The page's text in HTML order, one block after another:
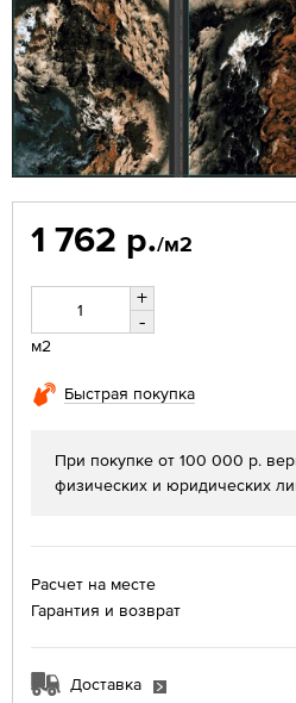
1 762 р./м2
+
-
м2
Быстрая покупка
При покупке от 100 000 р.
физических и юридических
Расчет на месте
Гарантия и возврат
Доставка